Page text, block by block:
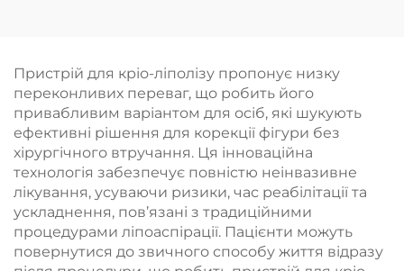
Пристрій для кріо-ліполізу пропонує низку
переконливих переваг, що робить його
привабливим варіантом для осіб, які шукують
ефективні рішення для корекції фігури без
хірургічного втручання. Ця інноваційна
технологія забезпечує повністю неінвазивне
лікування, усуваючи ризики, час реабілітації та
ускладнення, пов’язані з традиційними
процедурами ліпоаспірації. Пацієнти можуть
повернутися до звичного способу життя відразу